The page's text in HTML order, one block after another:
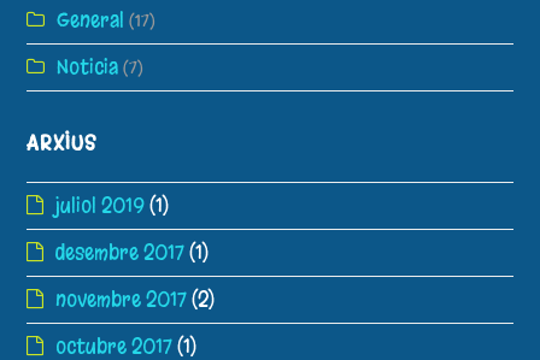
General (17)
Noticia (7)
ARXIUS
juliol 2019(1)
desembre 2017(1)
novembre 2017(2)
octubre 2017(1)